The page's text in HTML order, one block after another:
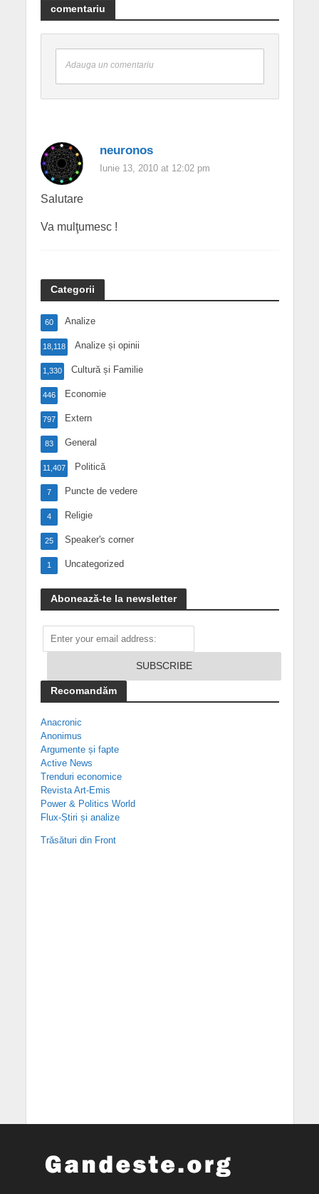
comentariu
Adauga un comentariu
neuronos
Iunie 13, 2010 at 12:02 pm
Salutare
Va mulţumesc !
Categorii
Analize
60
Analize și opinii
18,118
Cultură și Familie
1,330
Economie
446
Extern
797
General
83
Politică
11,407
Puncte de vedere
7
Religie
4
Speaker's corner
25
Uncategorized
1
Abonează-te la newsletter
Recomandăm
Anacronic
Anonimus
Argumente și fapte
Active News
Trenduri economice
Revista Art-Emis
Power & Politics World
Flux-Știri și analize
Trăsături din Front